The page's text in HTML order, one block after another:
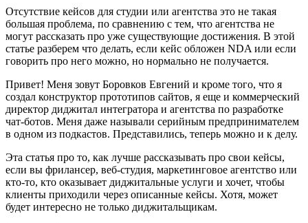
Отсутствие кейсов для студии или агентства это не такая
большая проблема, по сравнению с тем, что агентства не
могут рассказать про уже существующие достижения. В этой
статье разберем что делать, если кейс обложен NDA или если
говорить про него можно, но нормально не получается.
Привет! Меня зовут Боровков Евгений и кроме того, что я
создал конструктор прототипов сайтов, я еще и коммерческий
директор диджитал интегратора и агентства по разработке
чат-ботов. Меня даже называли серийным предпринимателем
в одном из подкастов. Представились, теперь можно и к делу.
Эта статья про то, как лучше рассказывать про свои кейсы,
если вы фрилансер, веб-студия, маркетинговое агентство или
кто-то, кто оказывает диджитальные услуги и хочет, чтобы
клиенты приходили через описанные кейсы. Хотя, может
будет интересно не только диджитальщикам.